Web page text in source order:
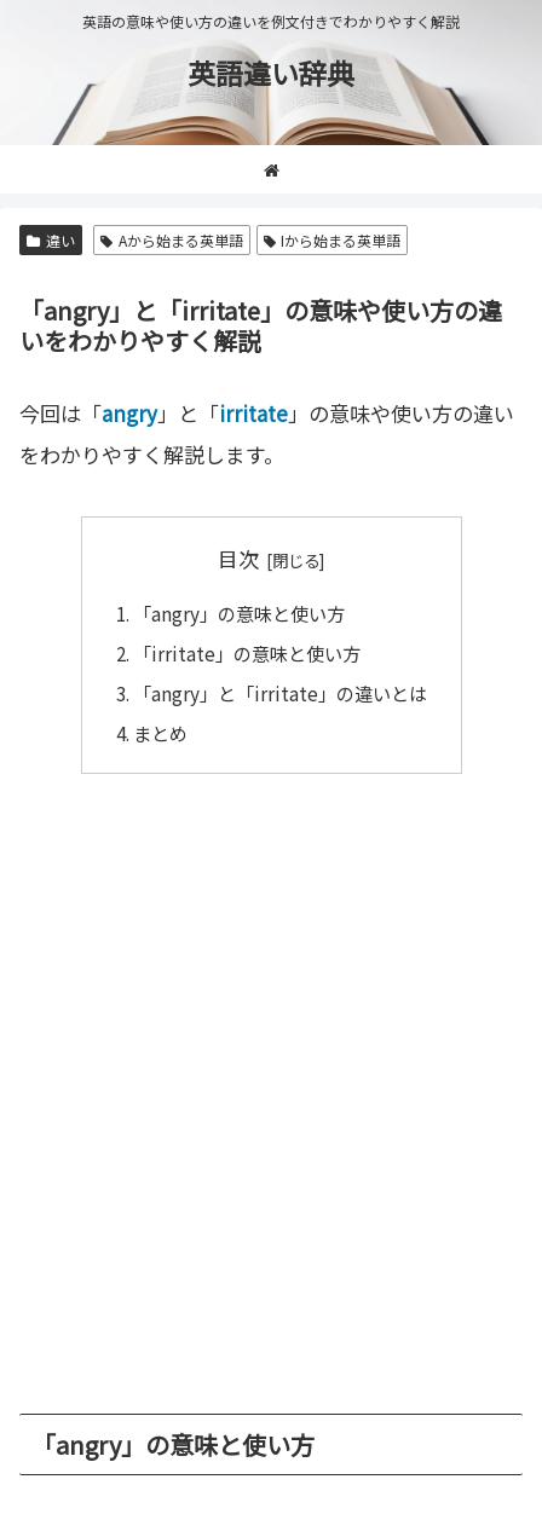
英語の意味や使い方の違いを例文付きでわかりやすく解説
英語違い辞典
違い Aから始まる英単語 Iから始まる英単語
「angry」と「irritate」の意味や使い方の違
いをわかりやすく解説
今回は「angry」と「irritate」の意味や使い方の違い
をわかりやすく解説します。
目次
「angry」の意味と使い方
「irritate」の意味と使い方
「angry」と「irritate」の違いとは
まとめ
「angry」の意味と使い方